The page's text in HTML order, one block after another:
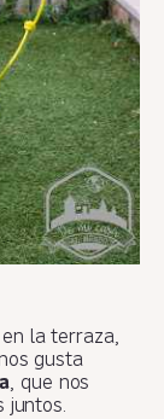
en la terraza,
gusta
, que nos
juntos.